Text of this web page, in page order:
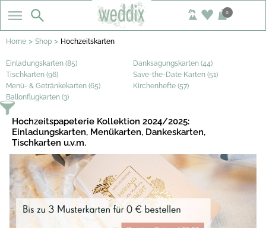
0
Home > Shop > Hochzeitskarten
Einladungskarten (85)
Danksagungskarten (44)
Tischkarten (96)
Save-the-Date Karten (51)
Menü- & Getränkekarten (65)
Kirchenhefte (57)
Ballonflugkarten (3)
Hochzeitspapeterie Kollektion 2024/2025:
Einladungskarten, Menükarten, Dankeskarten,
Tischkarten u.v.m.